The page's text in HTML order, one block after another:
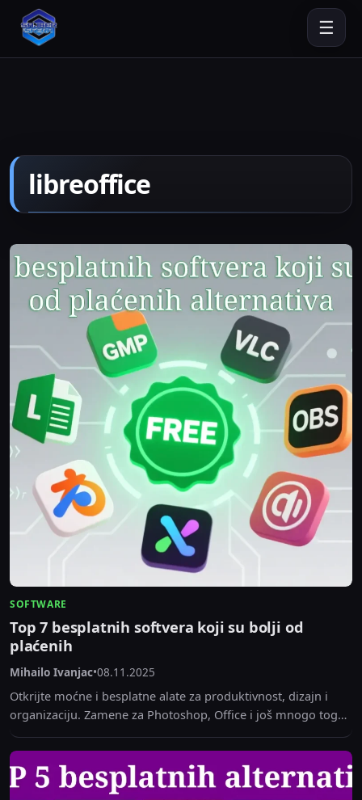
☰
libreoffice
SOFTWARE
Top 7 besplatnih softvera koji su bolji od
plaćenih
Mihailo Ivanjac•08.11.2025
Otkrijte moćne i besplatne alate za produktivnost, dizajn i
organizaciju. Zamene za Photoshop, Office i još mnogo toga
koje će vas oduševiti.